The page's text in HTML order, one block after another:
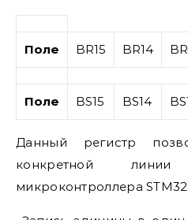
Поле BR15 BR14
Поле BS15 BS14
Данный регистр
конкретной
микроконтроллера